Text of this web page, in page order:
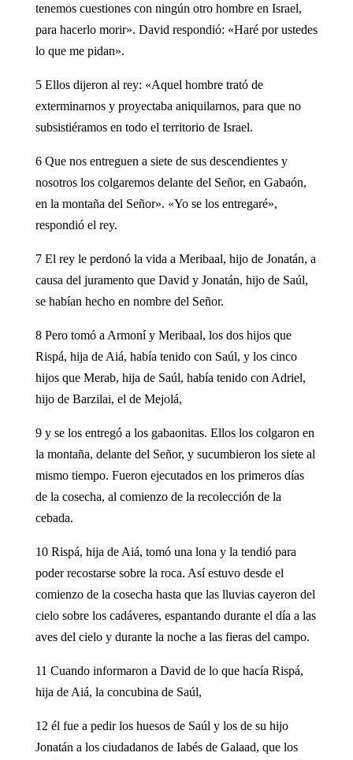
tenemos cuestiones con ningún otro hombre en Israel,
para hacerlo morir». David respondió: «Haré por ustedes
lo que me pidan».
5 Ellos dijeron al rey: «Aquel hombre trató de
exterminarnos y proyectaba aniquilarnos, para que no
subsistiéramos en todo el territorio de Israel.
6 Que nos entreguen a siete de sus descendientes y
nosotros los colgaremos delante del Señor, en Gabaón,
en la montaña del Señor». «Yo se los entregaré»,
respondió el rey.
7 El rey le perdonó la vida a Meribaal, hijo de Jonatán, a
causa del juramento que David y Jonatán, hijo de Saúl,
se habían hecho en nombre del Señor.
8 Pero tomó a Armoní y Meribaal, los dos hijos que
Rispá, hija de Aiá, había tenido con Saúl, y los cinco
hijos que Merab, hija de Saúl, había tenido con Adriel,
hijo de Barzilai, el de Mejolá,
9 y se los entregó a los gabaonitas. Ellos los colgaron en
la montaña, delante del Señor, y sucumbieron los siete al
mismo tiempo. Fueron ejecutados en los primeros días
de la cosecha, al comienzo de la recolección de la
cebada.
10 Rispá, hija de Aiá, tomó una lona y la tendió para
poder recostarse sobre la roca. Así estuvo desde el
comienzo de la cosecha hasta que las lluvias cayeron del
cielo sobre los cadáveres, espantando durante el día a las
aves del cielo y durante la noche a las fieras del campo.
11 Cuando informaron a David de lo que hacía Rispá,
hija de Aiá, la concubina de Saúl,
12 él fue a pedir los huesos de Saúl y los de su hijo
Jonatán a los ciudadanos de Iabés de Galaad, que los